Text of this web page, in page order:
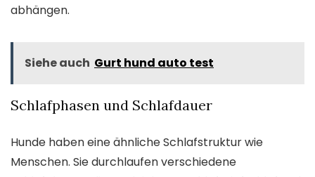
abhängen.
Siehe auch Gurt hund auto test
Schlafphasen und Schlafdauer
Hunde haben eine ähnliche Schlafstruktur wie
Menschen. Sie durchlaufen verschiedene